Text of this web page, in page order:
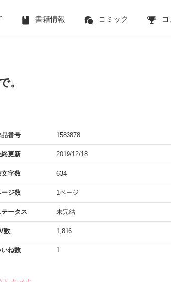
書籍情報 コミック
。
品番号 1583878
終更新 2019/12/18
文字数 634
ージ数 1ページ
テータス 未完結
数 1,816
いね数 1